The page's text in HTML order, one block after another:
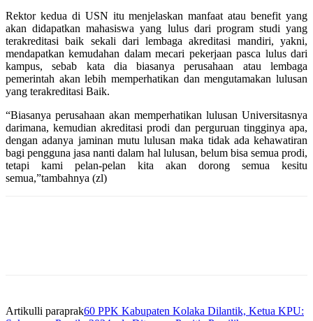
Rektor kedua di USN itu menjelaskan manfaat atau benefit yang
akan didapatkan mahasiswa yang lulus dari program studi yang
terakreditasi baik sekali dari lembaga akreditasi mandiri, yakni,
mendapatkan kemudahan dalam mecari pekerjaan pasca lulus dari
kampus, sebab kata dia biasanya perusahaan atau lembaga
pemerintah akan lebih memperhatikan dan mengutamakan lulusan
yang terakreditasi Baik.
“Biasanya perusahaan akan memperhatikan lulusan Universitasnya
darimana, kemudian akreditasi prodi dan perguruan tingginya apa,
dengan adanya jaminan mutu lulusan maka tidak ada kehawatiran
bagi pengguna jasa nanti dalam hal lulusan, belum bisa semua prodi,
tetapi kami pelan-pelan kita akan dorong semua kesitu
semua,”tambahnya (zl)
Artikulli paraprak60 PPK Kabupaten Kolaka Dilantik, Ketua KPU: